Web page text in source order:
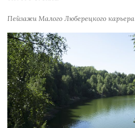
Пейзажи Малого Люберецкого карьера